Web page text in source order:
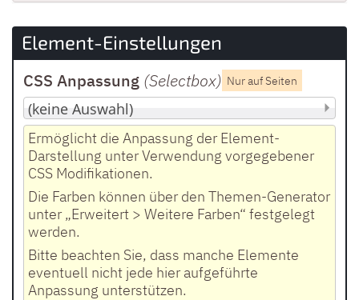
Element-Einstellungen
CSS Anpassung (Selectbox) Nur auf Seiten
Ermöglicht die Anpassung der Element-
Darstellung unter Verwendung vorgegebener
CSS Modifikationen.
Die Farben können über den Themen-Generator
unter „Erweitert > Weitere Farben“ festgelegt
werden.
Bitte beachten Sie, dass manche Elemente
eventuell nicht jede hier aufgeführte
Anpassung unterstützen.